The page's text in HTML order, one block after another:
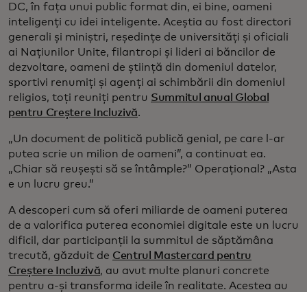
DC, în fața unui public format din, ei bine, oameni
inteligenți cu idei inteligente. Aceștia au fost directori
generali și miniștri, reședințe de universități și oficiali
ai Națiunilor Unite, filantropi și lideri ai băncilor de
dezvoltare, oameni de știință din domeniul datelor,
sportivi renumiți și agenți ai schimbării din domeniul
religios, toți reuniți pentru Summitul anual Global
pentru Creștere Incluzivă.
„Un document de politică publică genial, pe care l-ar
putea scrie un milion de oameni”, a continuat ea.
„Chiar să reușești să se întâmple?” Operațional? „Asta
e un lucru greu.”
A descoperi cum să oferi miliarde de oameni puterea
de a valorifica puterea economiei digitale este un lucru
dificil, dar participanții la summitul de săptămâna
trecută, găzduit de Centrul Mastercard pentru
Creștere Incluzivă, au avut multe planuri concrete
pentru a-și transforma ideile în realitate. Acestea au